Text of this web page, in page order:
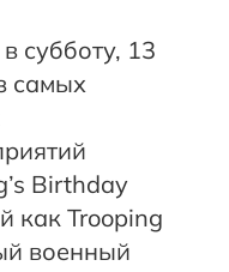
субботу, 13
самых
Birthday
как Trooping
военный